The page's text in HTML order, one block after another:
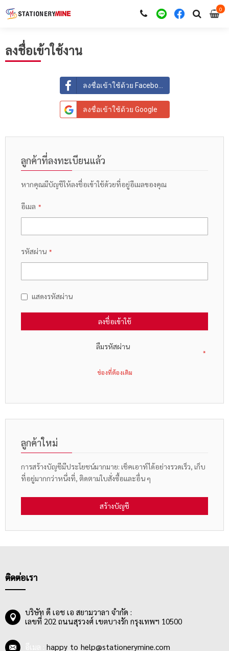
00
ลงชื่อเข้าใช้งาน
ลงชื่อเข้าใช้ด้วย Facebook
ลงชื่อเข้าใช้ด้วย Google
ลูกค้าที่ลงทะเบียนแล้ว
หากคุณมีบัญชีให้ลงชื่อเข้าใช้ด้วยที่อยู่อีเมลของคุณ
อีเมล
รหัสผ่าน
แสดงรหัสผ่าน
ลงชื่อเข้าใช้
ลืมรหัสผ่าน
ลูกค้าใหม่
การสร้างบัญชีมีประโยชน์มากมาย: เช็คเอาท์ได้อย่างรวดเร็ว, เก็บ
ที่อยู่มากกว่าหนึ่งที่, ติดตามใบสั่งซื้อและอื่น ๆ
สร้างบัญชี
ติดต่อเรา
บริษัท ดี เอช เอ สยามวาลา จำกัด :
เลขที่ 202 ถนนสุรวงศ์ เขตบางรัก กรุงเทพฯ 10500
happy_to_help@stationerymine.com